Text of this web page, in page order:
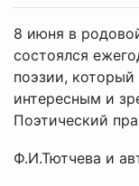
8 июня в
состоялся
поэзии,
интересным и
Поэтический
Ф.И.Тютчева и